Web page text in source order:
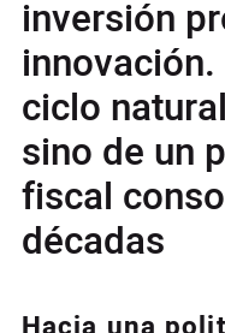
inversión
ciclo
sino de un
fiscal
décadas